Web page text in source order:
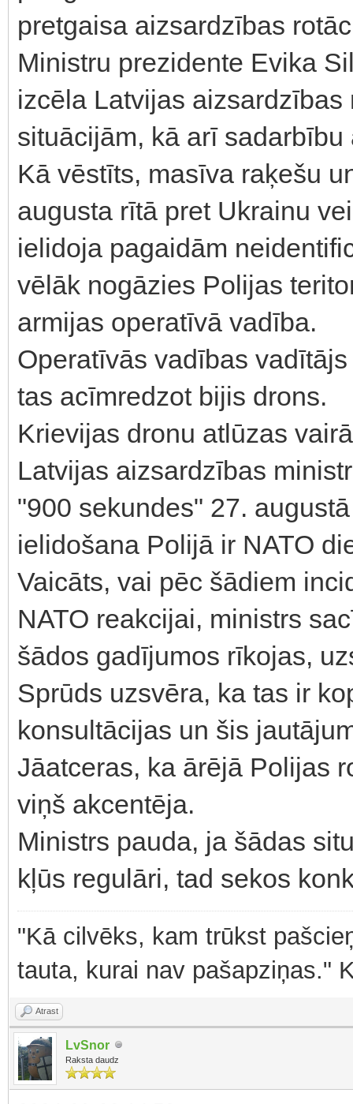
pretgaisa aizsardzības
Ministru prezidente Evika
izcēla Latvijas
situācijām, kā arī
Kā vēstīts, masīva raķešu
augusta rītā pret Ukrainu
ielidoja pagaidām
vēlāk nogāzies Polijas
armijas operatīvā vadība.
Operatīvās vadības
tas acīmredzot bijis drons.
Krievijas dronu atlūzas
Latvijas aizsardzības
"900 sekundes" 27.
ielidošana Polijā ir NATO
Vaicāts, vai pēc šādiem
NATO reakcijai, ministrs
šādos gadījumos rīkojas,
Sprūds uzsvēra, ka tas ir
konsultācijas un šis
Jāatceras, ka ārējā Polijas
viņš akcentēja.
Ministrs pauda, ja šādas
kļūs regulāri, tad sekos
"Kā cilvēks, kam trūkst
tauta, kurai nav pašapziņas."
Atrast
LvSnor
Raksta daudz